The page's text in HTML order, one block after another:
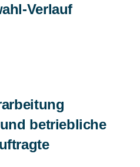
Verlauf
betriebliche